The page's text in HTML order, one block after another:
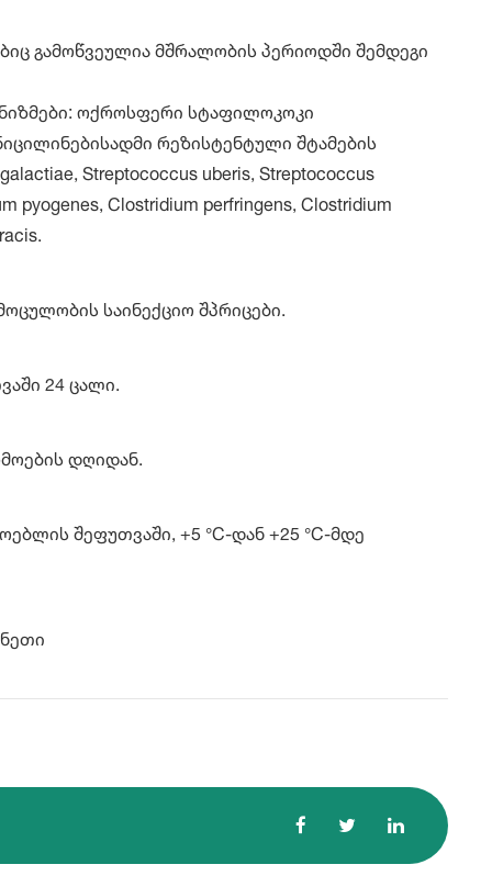
გამოწვეულია მშრალობის პერიოდში შემდეგი
ოქროსფერი სტაფილოკოკი
რეზისტენტული შტამების
Streptococcus uberis, Streptococcus
pyogenes, Clostridium perfringens, Clostridium
საინექციო შპრიცები.
24 ცალი.
დღიდან.
შეფუთვაში, +5 °C-დან +25 °C-მდე